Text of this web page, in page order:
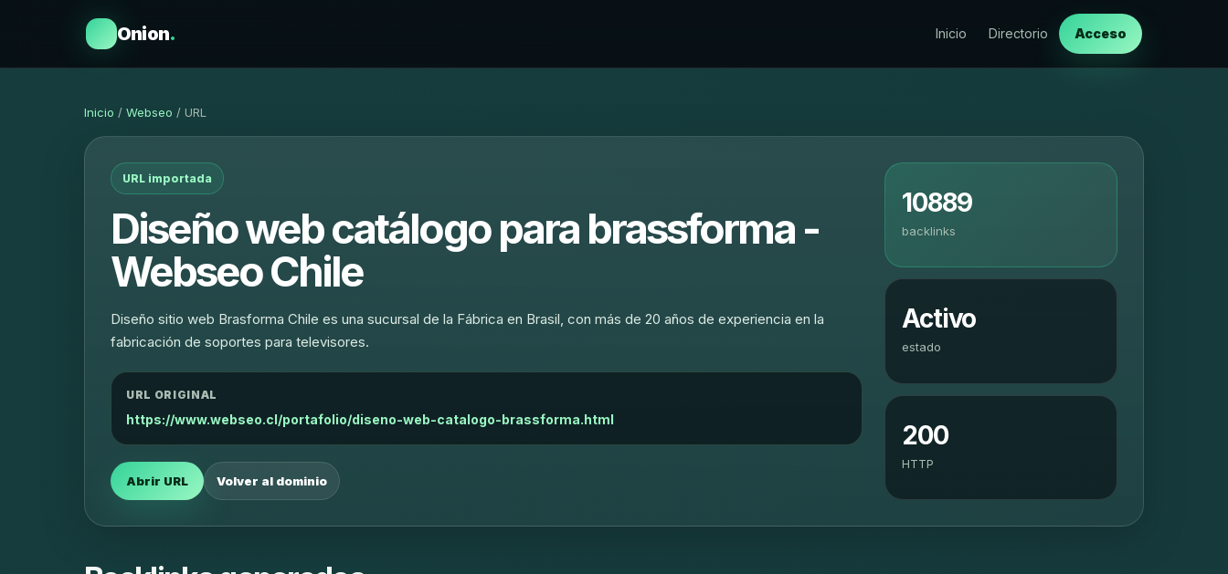
Onion. Inicio Directorio Acceso
Inicio / Webseo / URL
URL importada
Diseño web catálogo para brassforma -
Webseo Chile
Diseño sitio web Brasforma Chile es una sucursal de la Fábrica en Brasil, con más de 20 años de experiencia en la
fabricación de soportes para televisores.
URL ORIGINAL
https://www.webseo.cl/portafolio/diseno-web-catalogo-brassforma.html
Abrir URL Volver al dominio
10889
backlinks
Activo
estado
200
HTTP